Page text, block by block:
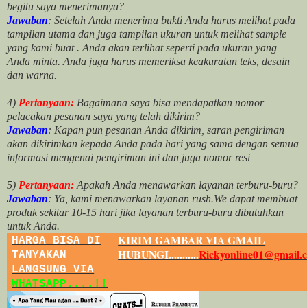
begitu saya menerimanya?
Jawaban: Setelah Anda menerima bukti Anda harus melihat pada
tampilan utama dan juga tampilan ukuran untuk melihatsample
yang kami buat . Anda akan terlihat seperti pada ukuran yang
Anda minta. Anda juga harus memeriksa keakuratan teks, desain
dan warna.
4) Pertanyaan: Bagaimana saya bisa mendapatkan nomor
pelacakan pesanan saya yang telah dikirim?
Jawaban: Kapan pun pesanan Anda dikirim, saran pengiriman
akan dikirimkan kepada Anda pada hari yang sama dengan semua
informasi mengenai pengiriman ini dan juga nomor resi
5) Pertanyaan: Apakah Anda menawarkan layanan terburu-buru?
Jawaban: Ya, kami menawarkan layanan rush.We dapat membuat
produk sekitar 10-15 hari jika layanan terburu-buru dibutuhkan
untuk Anda.
HARGA BISA DI
TANYAKAN
LANGSUNG VIA
WHATSAPP....!!
KIRIM GAMBAR VIA GMAIL
HUBUNGI...........